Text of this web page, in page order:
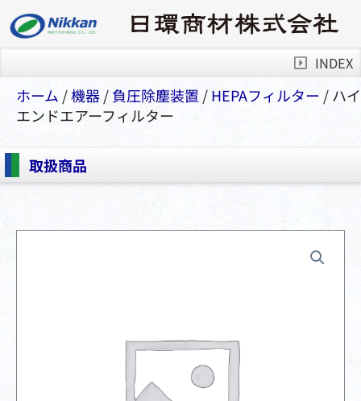
INDEX
ホーム /機器/負圧除塵装置 /HEPAフィルター / ハイ
エンドエアーフィルター
取扱商品